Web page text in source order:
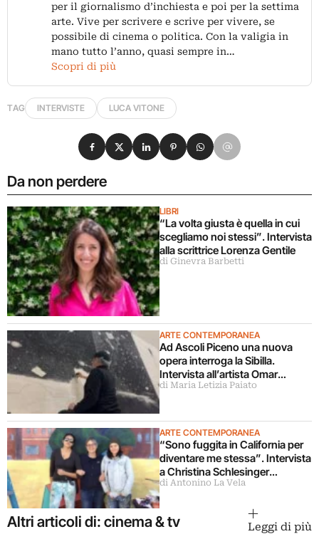
per il giornalismo d’inchiesta e poi per la settima
arte. Vive per scrivere e scrive per vivere, se
possibile di cinema o politica. Con la valigia in
mano tutto l’anno, quasi sempre in…
Scopri di più
TAG INTERVISTE LUCA VITONE
Da non perdere
LIBRI
“La volta giusta è quella in cui
scegliamo noi stessi”. Intervista
alla scrittrice Lorenza Gentile
di Ginevra Barbetti
ARTE CONTEMPORANEA
Ad Ascoli Piceno una nuova
opera interroga la Sibilla.
Intervista all’artista Omar
Galliani
di Maria Letizia Paiato
ARTE CONTEMPORANEA
“Sono fuggita in California per
diventare me stessa”. Intervista
a Christina Schlesinger
delle Guerrilla Girls
di Antonino La Vela
Condividi su Facebook
Condividi su X
Condividi su LinkedIn
Condividi su Pinterest
Condividi su WhatsApp
Condividi su Email
Altri articoli di: cinema & tv Leggi di più